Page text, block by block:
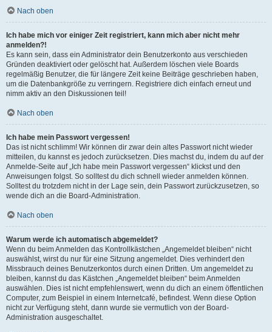
Nach oben
Ich habe mich vor einiger Zeit registriert, kann mich aber nicht mehr
anmelden?!
Es kann sein, dass ein Administrator dein Benutzerkonto aus verschieden
Gründen deaktiviert oder gelöscht hat. Außerdem löschen viele Boards
regelmäßig Benutzer, die für längere Zeit keine Beiträge geschrieben haben,
um die Datenbankgröße zu verringern. Registriere dich einfach erneut und
nimm aktiv an den Diskussionen teil!
Nach oben
Ich habe mein Passwort vergessen!
Das ist nicht schlimm! Wir können dir zwar dein altes Passwort nicht wieder
mitteilen, du kannst es jedoch zurücksetzen. Dies machst du, indem du auf der
Anmelde-Seite auf „Ich habe mein Passwort vergessen“ klickst und den
Anweisungen folgst. So solltest du dich schnell wieder anmelden können.
Solltest du trotzdem nicht in der Lage sein, dein Passwort zurückzusetzen, so
wende dich an die Board-Administration.
Nach oben
Warum werde ich automatisch abgemeldet?
Wenn du beim Anmelden das Kontrollkästchen „Angemeldet bleiben“ nicht
auswählst, wirst du nur für eine Sitzung angemeldet. Dies verhindert den
Missbrauch deines Benutzerkontos durch einen Dritten. Um angemeldet zu
bleiben, kannst du das Kästchen „Angemeldet bleiben“ beim Anmelden
auswählen. Dies ist nicht empfehlenswert, wenn du dich an einem öffentlichen
Computer, zum Beispiel in einem Internetcafé, befindest. Wenn diese Option
nicht zur Verfügung steht, dann wurde sie vermutlich von der Board-
Administration ausgeschaltet.